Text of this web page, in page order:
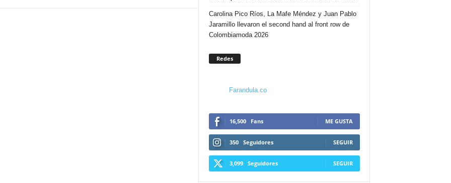
Carolina Pico Ríos, La Mafe Méndez y Juan Pablo
Jaramillo llevaron el second hand al front row de
Colombiamoda 2026
Redes
Farandula.co
16,500 Fans ME GUSTA
350 Seguidores SEGUIR
3,099 Seguidores SEGUIR